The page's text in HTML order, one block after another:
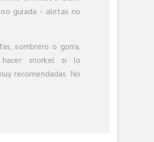
guiada - aletas no
sombrero o gorra,
snorkel si lo
recomendadas. No